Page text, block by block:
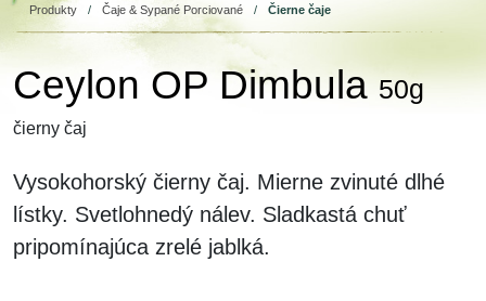
Produkty / Čaje & Sypané Porciované / Čierne čaje
Ceylon OP Dimbula50g
čierny čaj
Vysokohorský čierny čaj. Mierne zvinuté dlhé
lístky. Svetlohnedý nálev. Sladkastá chuť
pripomínajúca zrelé jablká.